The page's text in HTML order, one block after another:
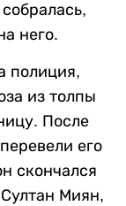
него.
полиция,
из толпы
После
его
скончался
Миян,